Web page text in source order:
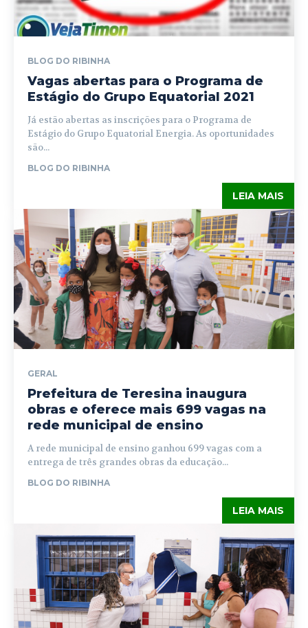
BLOG DO RIBINHA
Vagas abertas para o Programa de
Estágio do Grupo Equatorial 2021
Já estão abertas as inscrições para o Programa de
Estágio do Grupo Equatorial Energia. As oportunidades
são...
BLOG DO RIBINHA
LEIA MAIS
GERAL
Prefeitura de Teresina inaugura
obras e oferece mais 699 vagas na
rede municipal de ensino
A rede municipal de ensino ganhou 699 vagas com a
entrega de três grandes obras da educação...
BLOG DO RIBINHA
LEIA MAIS